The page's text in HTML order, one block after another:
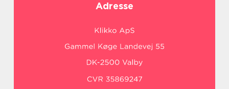
Adresse